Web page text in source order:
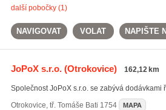
další pobočky (1)
NAVIGOVAT VOLAT NAPIŠTE
JoPoX s.r.o.(Otrokovice) 162,12 km
Společnost JoPoX s.r.o. se zabývá dodávkami
Otrokovice, tř. Tomáše Bati 1754 MAPA